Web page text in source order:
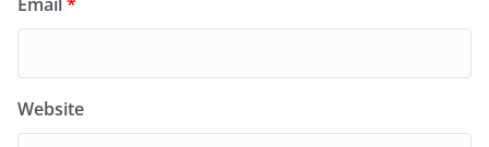
Website